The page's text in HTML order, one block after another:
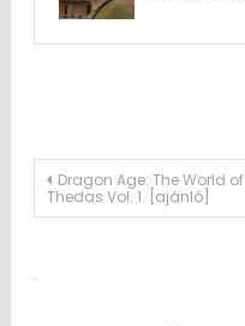
Post
Dragon Age: The World of
Thedas Vol. 1. [ajánló]